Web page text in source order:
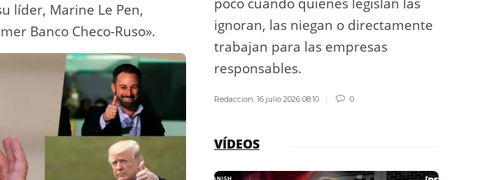
líder, Marine Le Pen,
Banco Checo-Ruso».
ignoran, las niegan o directamente
trabajan para las empresas
responsables.
Redaccion ,16 julio 2026 08:10 0
VÍDEOS